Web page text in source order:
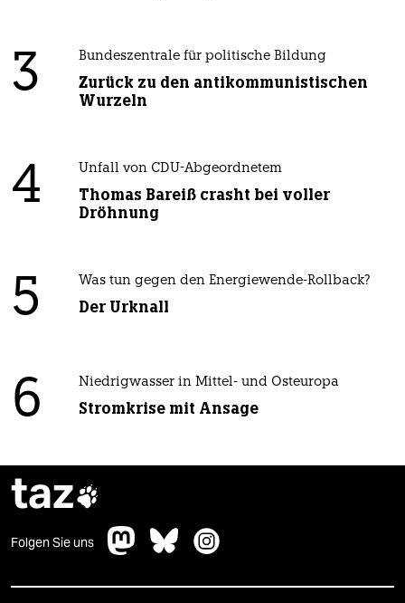
3 Bundeszentrale für politische Bildung
Zurück zu den antikommunistischen
Wurzeln
4 Unfall von CDU-Abgeordnetem
Thomas Bareiß crasht bei voller
Dröhnung
5 Was tun gegen den Energiewende-Rollback?
Der Urknall
6 Niedrigwasser in Mittel- und Osteuropa
Stromkrise mit Ansage
taz
Folgen Sie uns